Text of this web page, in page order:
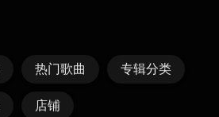
热门歌曲 专辑分类
店铺